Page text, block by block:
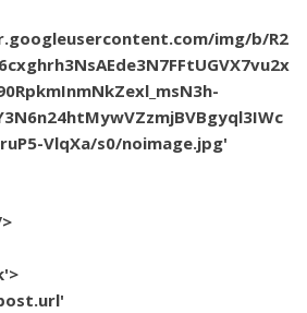
img/b/R2
VlqXa/s0/noimage.jpg'